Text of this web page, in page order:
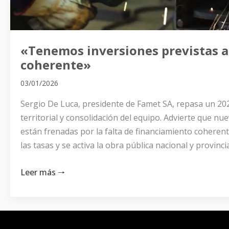
«Tenemos inversiones previstas
coherente»
03/01/2026
Sergio De Luca, presidente de Famet SA, repasa un
territorial y consolidación del equipo. Advierte que
están frenadas por la falta de financiamiento
las tasas y se activa la obra pública nacional y
Leer más 🠒